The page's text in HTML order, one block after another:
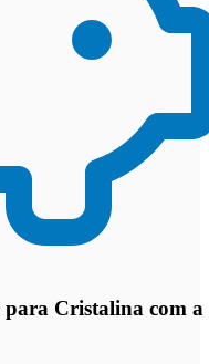
Cristalina com a